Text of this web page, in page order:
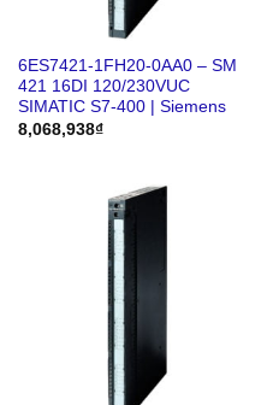
6ES7421-1FH20-0AA0 – SM
421 16DI 120/230VUC
SIMATIC S7-400 | Siemens
8,068,938₫